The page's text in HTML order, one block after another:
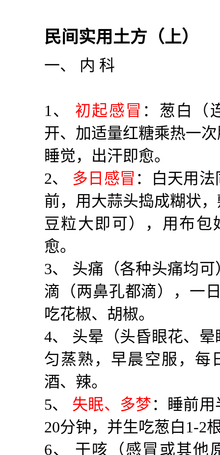
民间实用土方（上）
一、 内 科
1 、 初起感冒 ：葱白（
开、加适量红糖乘热一
睡觉，出汗即愈。
2、 多日感冒 ：白天用
前，用大蒜头捣成糊状
豆粒大即可），用布
愈。
3、 头痛（各种头痛均
滴（两鼻孔都滴），一
吃花椒、胡椒。
4、 头晕（头昏眼花、
匀蒸熟，早晨空服，每
酒、辣。
5、 失眠、多梦 ：睡前
20分钟，并生吃葱白1-2
6、 干咳（感冒或其他